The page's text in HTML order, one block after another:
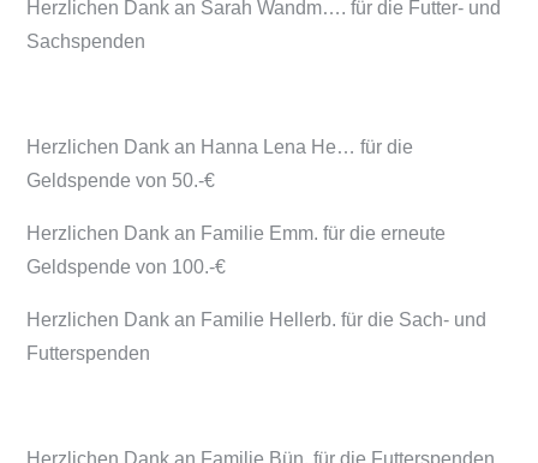
Herzlichen Dank an Sarah Wandm…. für die Futter- und
Sachspenden
Herzlichen Dank an Hanna Lena He… für die
Geldspende von 50.-€
Herzlichen Dank an Familie Emm. für die erneute
Geldspende von 100.-€
Herzlichen Dank an Familie Hellerb. für die Sach- und
Futterspenden
Herzlichen Dank an Familie Bün. für die Futterspenden